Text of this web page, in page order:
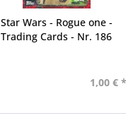
Star Wars - Rogue one -
Trading Cards - Nr. 186
1,00 € *